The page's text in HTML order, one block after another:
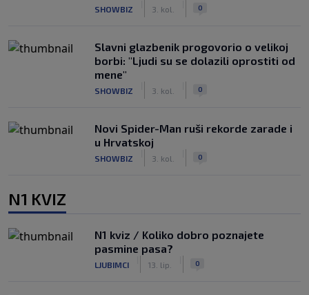
SHOWBIZ 3. kol. 0
Slavni glazbenik progovorio o velikoj
borbi: "Ljudi su se dolazili oprostiti od
mene"
SHOWBIZ 3. kol. 0
Novi Spider-Man ruši rekorde zarade i
u Hrvatskoj
SHOWBIZ 3. kol. 0
N1 KVIZ
N1 kviz / Koliko dobro poznajete
pasmine pasa?
LJUBIMCI 13. lip. 0